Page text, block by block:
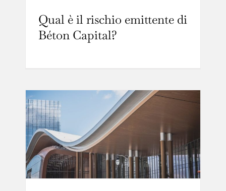
Qual è il rischio emittente di
Béton Capital?